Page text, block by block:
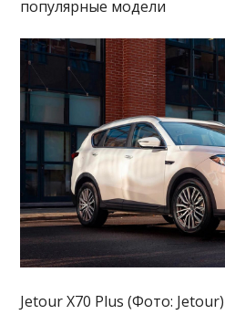
популярные модели
Jetour X70 Plus (Фото: Jetour)